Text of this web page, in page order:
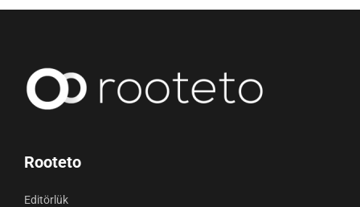
Rooteto
Editörlük